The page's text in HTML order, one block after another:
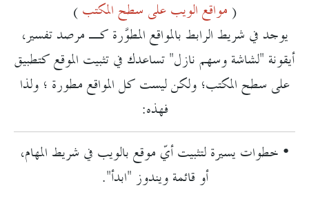
(مواقع الويب على سطح المكتب)
يوجد في شريط الرابط بالمواقع المطوَّرة كـ مرصد تفسير،
أيقونة "لشاشة وسهم نازل" تساعدك في تثبيت الموقع كتطبيق
على سطح المكتب؛ ولكن ليست كل المواقع مطورة ؛ ولذا
فهذه:
• خطوات يسيرة لتثبيت أيّ موقع بالويب في شريط المهام،
أو قائمة ويندوز "ابدأ".